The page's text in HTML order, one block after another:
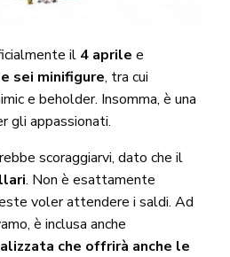
il 4 aprile e
sei minifigure, tra cui
e beholder. Insomma, è una
gli appassionati.
scoraggiarvi, dato che il
. Non è esattamente
voler attendere i saldi. Ad
è inclusa anche
che offrirà anche le